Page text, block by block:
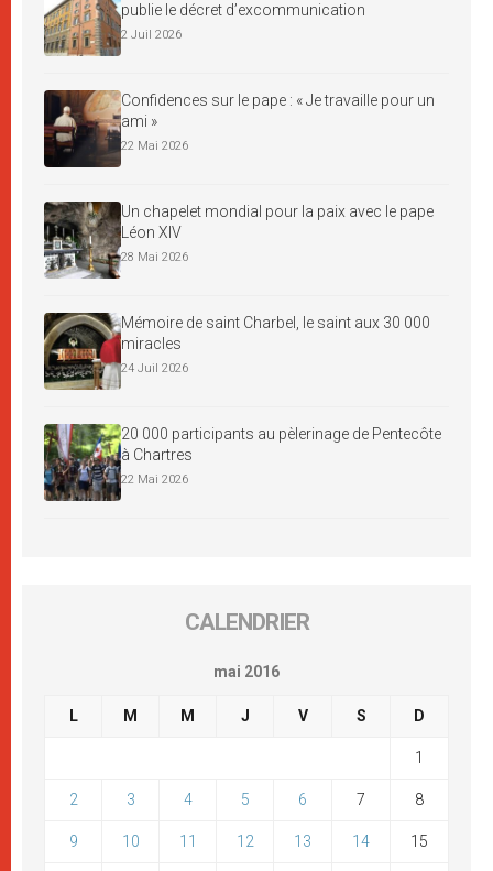
publie le décret d’excommunication
2 Juil 2026
Confidences sur le pape : « Je travaille pour un
ami »
22 Mai 2026
Un chapelet mondial pour la paix avec le pape
Léon XIV
28 Mai 2026
Mémoire de saint Charbel, le saint aux 30 000
miracles
24 Juil 2026
20 000 participants au pèlerinage de Pentecôte
à Chartres
22 Mai 2026
CALENDRIER
mai 2016
L M M J V S D
1
2 3 4 5 6 7 8
9 10 11 12 13 14 15